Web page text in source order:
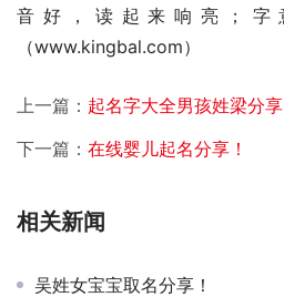
音好，读起来响亮；字
（www.kingbal.com）
上一篇： 起名字大全男孩姓梁分享
下一篇： 在线婴儿起名分享！
相关新闻
吴姓女宝宝取名分享！